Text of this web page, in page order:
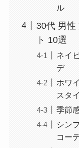
ル
30代 男性
ト 10選
ネイ
デ
ホワ
スタ
季節
シン
コー